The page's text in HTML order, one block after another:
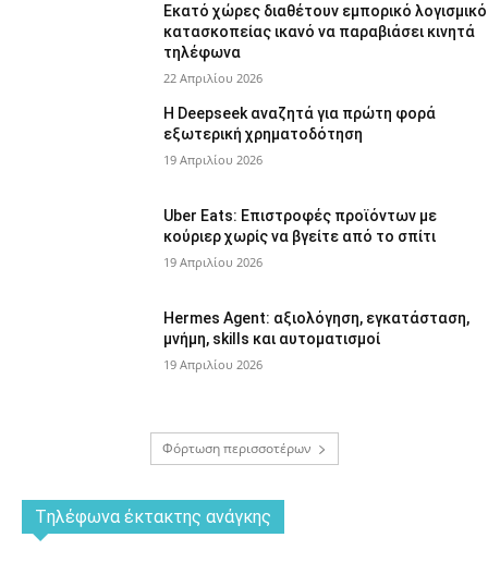
Εκατό χώρες διαθέτουν εμπορικό λογισμικό
κατασκοπείας ικανό να παραβιάσει κινητά
τηλέφωνα
22 Απριλίου 2026
Η Deepseek αναζητά για πρώτη φορά
εξωτερική χρηματοδότηση
19 Απριλίου 2026
Uber Eats: Επιστροφές προϊόντων με
κούριερ χωρίς να βγείτε από το σπίτι
19 Απριλίου 2026
Hermes Agent: αξιολόγηση, εγκατάσταση,
μνήμη, skills και αυτοματισμοί
19 Απριλίου 2026
Φόρτωση περισσοτέρων
Tηλέφωνα έκτακτης ανάγκης